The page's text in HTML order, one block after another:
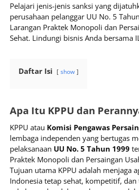
Pelajari jenis-jenis sanksi yang
perusahaan pelanggar UU No. 5
Larangan Praktek Monopoli dan
Sehat. Lindungi bisnis Anda bersama
Daftar Isi show
Apa Itu KPPU dan
KPPU atau Komisi Pengawas
lembaga independen yang bertugas
pelaksanaan UU No. 5 Tahun 1999
Praktek Monopoli dan Persaingan
Tujuan utama KPPU adalah menjaga
Indonesia tetap sehat, kompetitif,